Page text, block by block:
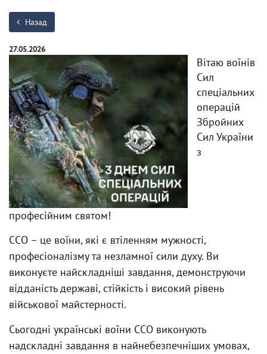
Назад
27.05.2026
Вітаю воїнів
Сил
спеціальних
операцій
Збройних
Сил України
з
професійним святом!
ССО – це воїни, які є втіленням мужності,
професіоналізму та незламної сили духу. Ви
виконуєте найскладніші завдання, демонструючи
відданість державі, стійкість і високий рівень
військової майстерності.
Сьогодні українські воїни ССО виконують
надскладні завдання в найнебезпечніших умовах,